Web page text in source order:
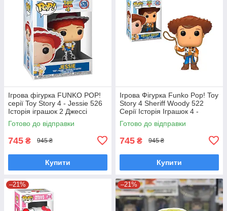
Ігрова фігурка FUNKO POP!
серії Toy Story 4 - Jessie 526
Історія іграшок 2 Джессі
Фанко поп 37393
Готово до відправки
745 ₴ 945 ₴
Купити
Ігрова Фігурка Funko Pop! Toy
Story 4 Sheriff Woody 522
Серії Історія Іграшок 4 -
Шериф Вуді Фанко Поп
37383
Готово до відправки
745 ₴ 945 ₴
Купити
–21% –21%